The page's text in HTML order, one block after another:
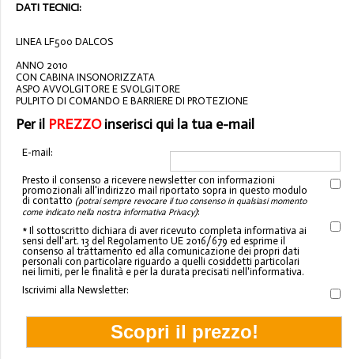
DATI TECNICI:
LINEA LF500 DALCOS
ANNO 2010
CON CABINA INSONORIZZATA
ASPO AVVOLGITORE E SVOLGITORE
PULPITO DI COMANDO E BARRIERE DI PROTEZIONE
Per il PREZZOinserisci qui la tua e-mail
E-mail:
Presto il consenso a ricevere newsletter con informazioni
promozionali all'indirizzo mail riportato sopra in questo modulo
di contatto (potrai sempre revocare il tuo consenso in qualsiasi momento
come indicato nella nostra informativa Privacy):
* Il sottoscritto dichiara di aver ricevuto completa informativa ai
sensi dell'art. 13 del Regolamento UE 2016/679 ed esprime il
consenso al trattamento ed alla comunicazione dei propri dati
personali con particolare riguardo a quelli cosiddetti particolari
nei limiti, per le finalità e per la durata precisati nell'informativa.
Iscrivimi alla Newsletter: